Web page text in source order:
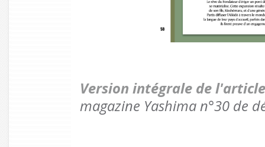
Version intégrale de
magazine Yashima n°30 de